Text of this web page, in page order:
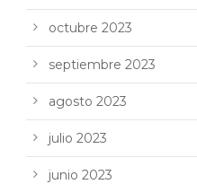
octubre 2023
septiembre 2023
agosto 2023
julio 2023
junio 2023